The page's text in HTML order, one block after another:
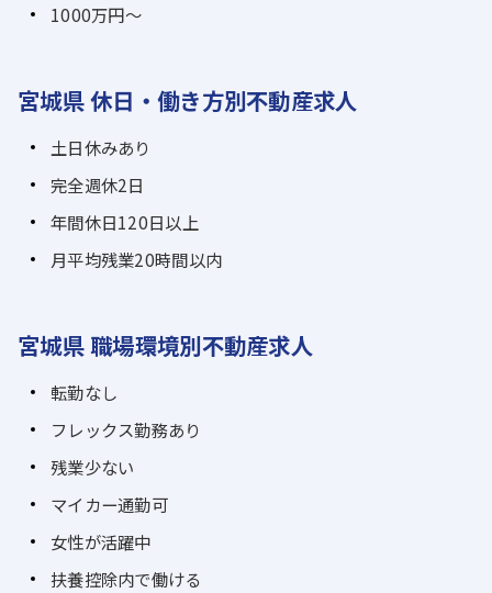
1000万円～
宮城県 休日・働き方別不動産求人
土日休みあり
完全週休2日
年間休日120日以上
月平均残業20時間以内
宮城県 職場環境別不動産求人
転勤なし
フレックス勤務あり
残業少ない
マイカー通勤可
女性が活躍中
扶養控除内で働ける